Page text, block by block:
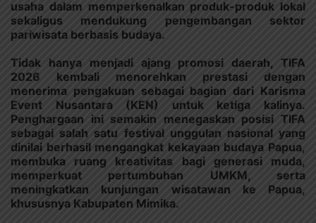
usaha dalam memperkenalkan produk-produk lokal
sekaligus mendukung pengembangan sektor
pariwisata berbasis budaya.
Tidak hanya menjadi ajang promosi daerah, TIFA
2026 kembali menorehkan prestasi dengan
menerima pengakuan sebagai bagian dari Karisma
Event Nusantara (KEN) untuk ketiga kalinya.
Penghargaan ini semakin menegaskan posisi TIFA
sebagai salah satu festival unggulan nasional yang
dinilai berhasil mengangkat kekayaan budaya Papua,
membuka ruang kreativitas bagi generasi muda,
memperkuat pertumbuhan UMKM, serta
meningkatkan kunjungan wisatawan ke Papua,
khususnya Kabupaten Mimika.